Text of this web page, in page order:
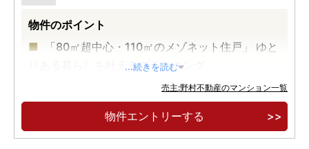
物件のポイント
「80㎡超中心・110㎡のメゾネット住戸」 ゆと
りある暮らしを叶えるプランニング
「住居系地域＆3方接道角地」 通風や採光にも
配慮された落ち着いた邸宅地
「全戸床快full＆サイクルガレージ採用・認定
...続きを読む
売主:野村不動産のマンション一覧
物件エントリーする